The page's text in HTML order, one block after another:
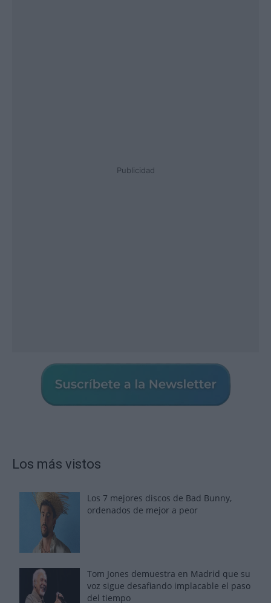
Publicidad
Los más vistos
Los 7 mejores discos de Bad Bunny,
ordenados de mejor a peor
Tom Jones demuestra en Madrid que su
voz sigue desafiando implacable el paso
del tiempo